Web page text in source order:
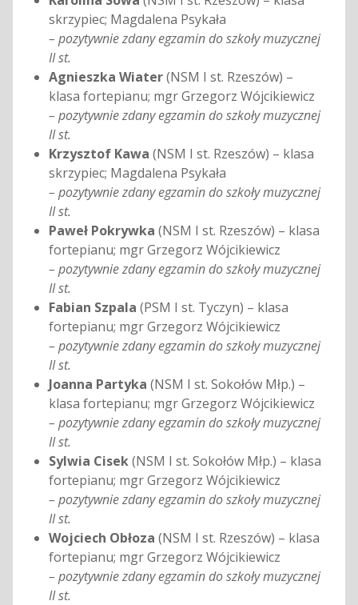
skrzypiec; Magdalena Psykała
– pozytywnie zdany egzamin do szkoły muzycznej
II st.
Agnieszka Wiater(NSM I st. Rzeszów) –
klasa fortepianu; mgr Grzegorz Wójcikiewicz
– pozytywnie zdany egzamin do szkoły muzycznej
II st.
Krzysztof Kawa (NSM I st. Rzeszów) – klasa
skrzypiec; Magdalena Psykała
– pozytywnie zdany egzamin do szkoły muzycznej
II st.
Paweł Pokrywka (NSM I st. Rzeszów) – klasa
fortepianu; mgr Grzegorz Wójcikiewicz
– pozytywnie zdany egzamin do szkoły muzycznej
II st.
Fabian Szpala (PSM I st. Tyczyn) – klasa
fortepianu; mgr Grzegorz Wójcikiewicz
– pozytywnie zdany egzamin do szkoły muzycznej
II st.
Joanna Partyka (NSM I st. Sokołów Młp.) –
klasa fortepianu; mgr Grzegorz Wójcikiewicz
– pozytywnie zdany egzamin do szkoły muzycznej
II st.
Sylwia Cisek(NSM I st. Sokołów Młp.) – klasa
fortepianu; mgr Grzegorz Wójcikiewicz
– pozytywnie zdany egzamin do szkoły muzycznej
II st.
Wojciech Obłoza (NSM I st. Rzeszów) – klasa
fortepianu; mgr Grzegorz Wójcikiewicz
– pozytywnie zdany egzamin do szkoły muzycznej
II st.